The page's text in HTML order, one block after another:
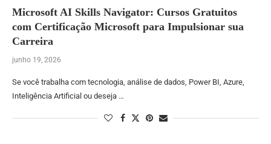
Microsoft AI Skills Navigator: Cursos Gratuitos
com Certificação Microsoft para Impulsionar sua
Carreira
junho 19, 2026
Se você trabalha com tecnologia, análise de dados, Power BI, Azure,
Inteligência Artificial ou deseja …